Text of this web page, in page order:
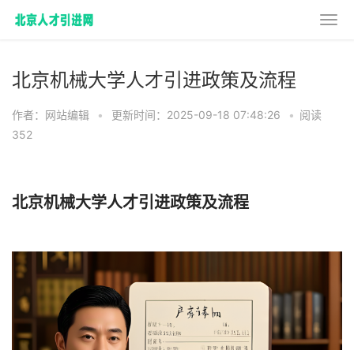
北京机械大学人才引进政策及流程
作者：网站编辑 • 更新时间：2025-09-18 07:48:26 • 阅读
352
北京机械大学人才引进政策及流程